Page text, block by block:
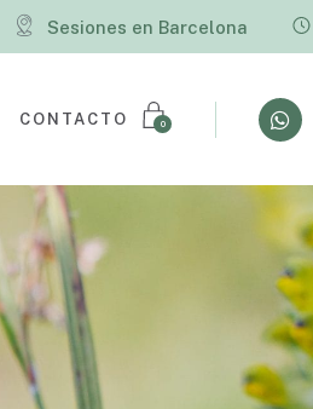
Sesiones en Barcelona
CONTACTO 0